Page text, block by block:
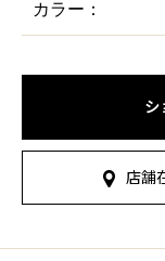
カラー：
シ
店舗